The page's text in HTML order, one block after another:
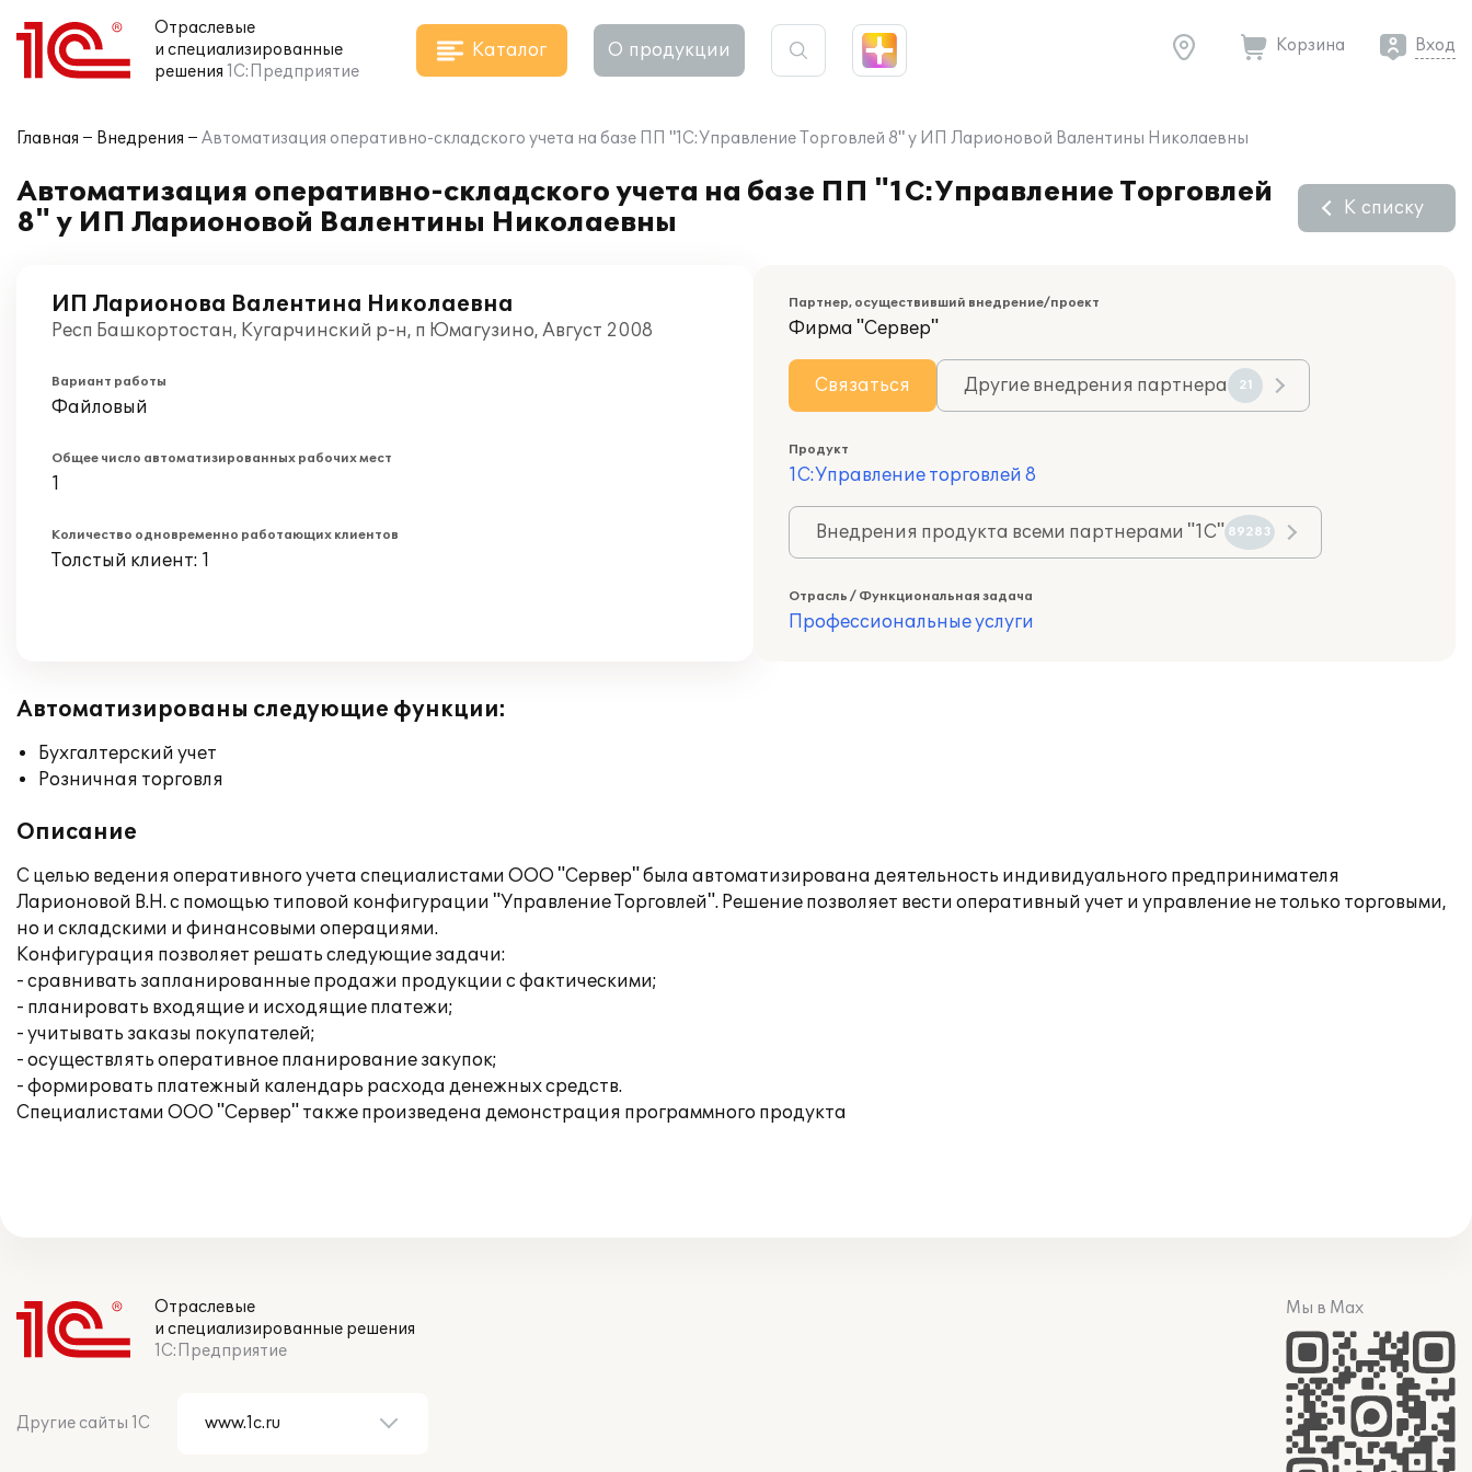
Отраслевые
и специализированные
решения 1С:Предприятие
Каталог О продукции Корзина Вход
Главная Внедрения Автоматизация оперативно-складского учета на базе ПП "1С:Управление Торговлей 8" у ИП Ларионовой Валентины Николаевны
Автоматизация оперативно-складского учета на базе ПП "1С:Управление Торговлей
8" у ИП Ларионовой Валентины Николаевны
К списку
ИП Ларионова Валентина Николаевна
Респ Башкортостан, Кугарчинский р-н, п Юмагузино, Август 2008
Вариант работы
Файловый
Общее число автоматизированных рабочих мест
1
Количество одновременно работающих клиентов
Толстый клиент: 1
Партнер, осуществивший внедрение/проект
Фирма "Сервер"
Связаться Другие внедрения партнера 21
Продукт
1С:Управление торговлей 8
Внедрения продукта всеми партнерами "1С" 89283
Отрасль / Функциональная задача
Профессиональные услуги
Автоматизированы следующие функции:
Бухгалтерский учет
Розничная торговля
Описание
С целью ведения оперативного учета специалистами ООО "Сервер" была автоматизирована деятельность индивидуального предпринимателя
Ларионовой В.Н. с помощью типовой конфигурации "Управление Торговлей". Решение позволяет вести оперативный учет и управление не только торговыми,
но и складскими и финансовыми операциями.
Конфигурация позволяет решать следующие задачи:
- сравнивать запланированные продажи продукции с фактическими;
- планировать входящие и исходящие платежи;
- учитывать заказы покупателей;
- осуществлять оперативное планирование закупок;
- формировать платежный календарь расхода денежных средств.
Специалистами ООО "Сервер" также произведена демонстрация программного продукта
Отраслевые
и специализированные решения
1С:Предприятие
Другие сайты 1С
Мы в Max